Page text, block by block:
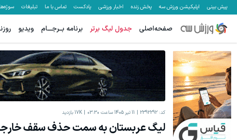
پیش بینی اپلیکیشن ورزش سه پخش زنده اخبار ورزشی پادکست تماس با ما تبلیغات
صفحه‌اصلی جدول لیگ برتر برنامه بــرجـــام ویدیو
کد: 2392292 11 تیر 1405 ساعت 03:30 17K بازدید
لیگ عربستان به سمت حذف سقف